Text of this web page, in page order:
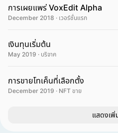
การเผยแพร่ VoxEdit Alpha
December 2018 · เวอร์ชั่นแรก
เงินทุนเริ่มต้น
May 2019 · บริจาค
การขายโทเค็นที่เลือกตั้ง
December 2019 · NFT ขาย
แสดงเพิ่